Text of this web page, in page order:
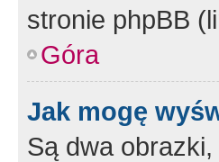
stronie phpBB
Góra
Jak mogę
Są dwa